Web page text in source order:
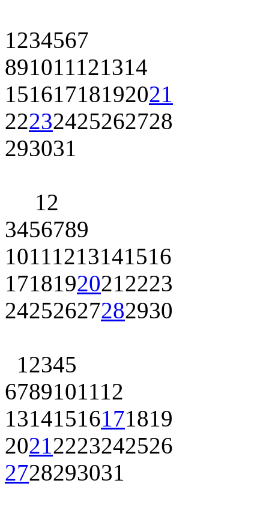
1234567
891011121314
15161718192021
22232425262728
293031
12
3456789
10111213141516
17181920212223
24252627282930
12345
6789101112
13141516171819
20212223242526
2728293031